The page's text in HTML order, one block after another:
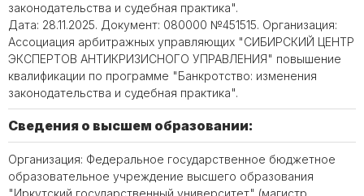
законодательства и судебная практика".
Дата: 28.11.2025. Документ: 080000 №451515. Организация:
Ассоциация арбитражных управляющих "СИБИРСКИЙ ЦЕНТР
ЭКСПЕРТОВ АНТИКРИЗИСНОГО УПРАВЛЕНИЯ" повышение
квалификации по программе "Банкротство: изменения
законодательства и судебная практика".
Сведения о высшем образовании:
Организация: Федеральное государственное бюджетное
образовательное учреждение высшего образования
"Иркутский государственный университет" (магистр